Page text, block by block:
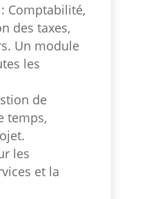
Comptabilité,
des taxes,
Un module
les
de
temps,
les
et la